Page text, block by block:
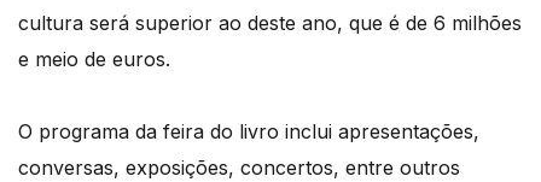
cultura será superior ao deste ano, que é de 6 milhões
e meio de euros.
O programa da feira do livro inclui apresentações,
conversas, exposições, concertos, entre outros